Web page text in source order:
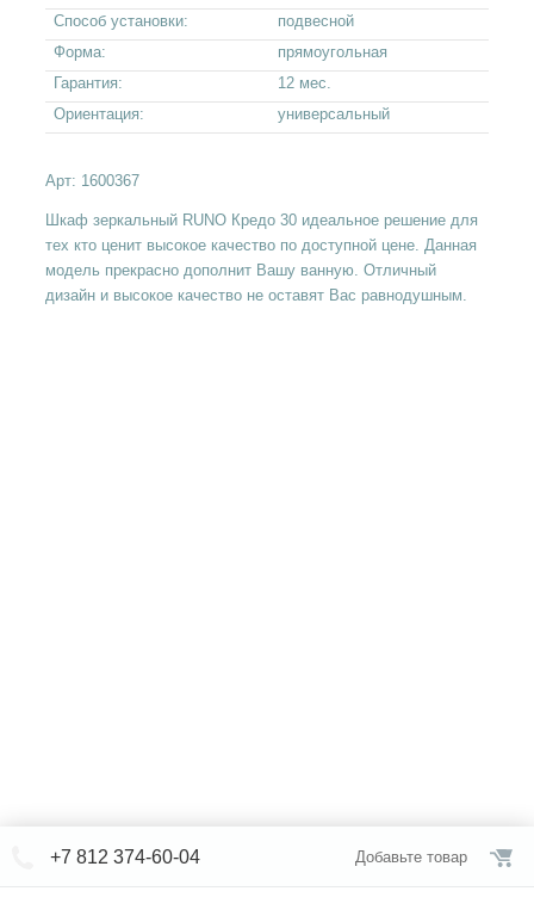
Способ установки:
подвесной
Форма:
прямоугольная
Гарантия:
12 мес.
Ориентация:
универсальный
Арт: 1600367
Шкаф зеркальный RUNO Кредо 30 идеальное решение для
тех кто ценит высокое качество по доступной цене. Данная
модель прекрасно дополнит Вашу ванную. Отличный
дизайн и высокое качество не оставят Вас равнодушным.
+7 812 374-60-04 Добавьте товар